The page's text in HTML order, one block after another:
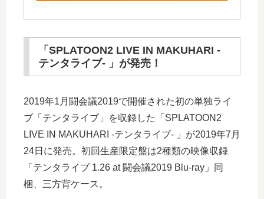
「SPLATOON2 LIVE IN MAKUHARI -
テンタライブ- 」が発売！
2019年1月闘会議2019で開催された初の単独ライ
ブ「テンタライブ」を収録した「SPLATOON2
LIVE IN MAKUHARI -テンタライブ- 」が2019年7月
24日に発売。初回生産限定盤は2種類の映像収録
「テンタライブ 1.26 at 闘会議2019 Blu-ray」同
梱、三方背ケース。